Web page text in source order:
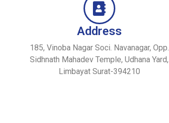
Address
185, Vinoba Nagar Soci. Navanagar, Opp.
Sidhnath Mahadev Temple, Udhana Yard,
Limbayat Surat-394210